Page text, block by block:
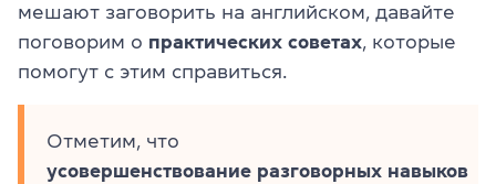
мешают заговорить на английском, давайте
поговорим о практических советах, которые
помогут с этим справиться.
Отметим, что
усовершенствование разговорных навыков